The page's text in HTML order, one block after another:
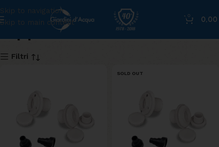
Skip to navigation
Skip to main content
0 0,00
tappo
Filtri
SOLD OUT